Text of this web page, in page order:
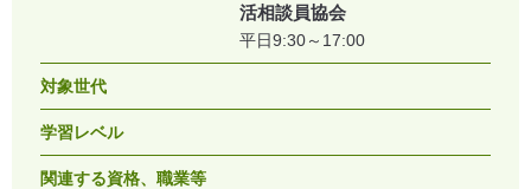
活相談員協会
平日9:30～17:00
対象世代
学習レベル
関連する資格、職業等